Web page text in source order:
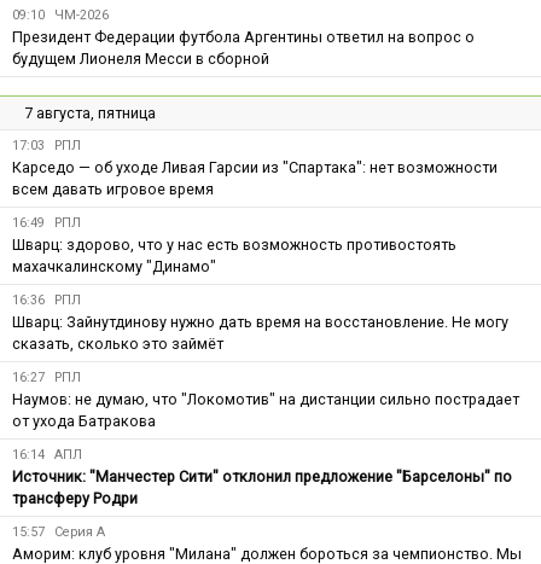
09:10 ЧМ-2026
Президент Федерации футбола Аргентины ответил на вопрос о
будущем Лионеля Месси в сборной
7 августа, пятница
17:03 РПЛ
Карседо — об уходе Ливая Гарсии из "Спартака": нет возможности
всем давать игровое время
16:49 РПЛ
Шварц: здорово, что у нас есть возможность противостоять
махачкалинскому "Динамо"
16:36 РПЛ
Шварц: Зайнутдинову нужно дать время на восстановление. Не могу
сказать, сколько это займёт
16:27 РПЛ
Наумов: не думаю, что "Локомотив" на дистанции сильно пострадает
от ухода Батракова
16:14 АПЛ
Источник: "Манчестер Сити" отклонил предложение "Барселоны" по
трансферу Родри
15:57 Серия А
Аморим: клуб уровня "Милана" должен бороться за чемпионство. Мы